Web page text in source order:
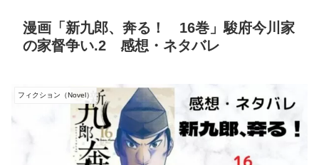
漫画「新九郎、奔る！ 16巻」駿府今川家
の家督争い.2 感想・ネタバレ
フィクション（Novel）